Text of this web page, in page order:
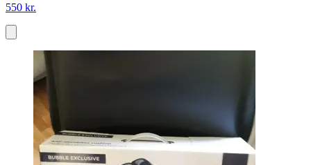
550 kr.